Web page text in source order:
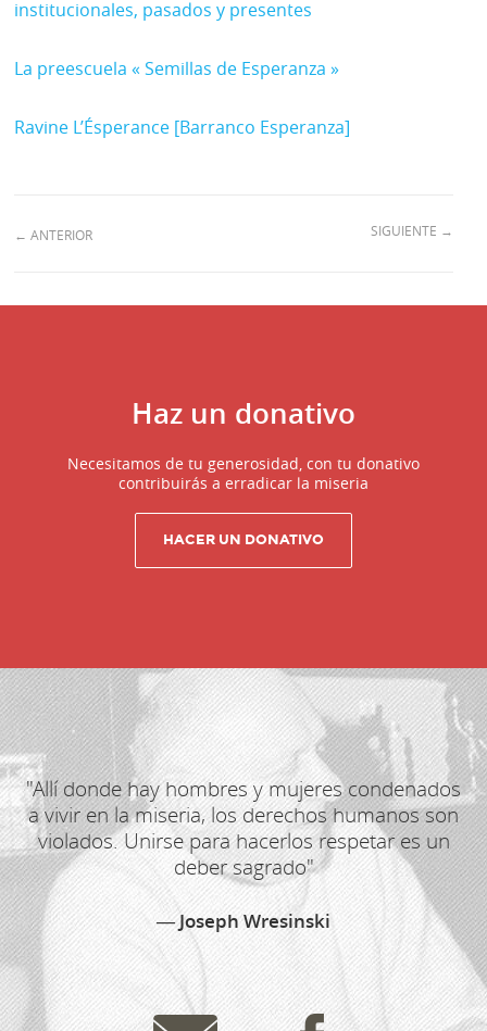
institucionales, pasados y presentes
La preescuela « Semillas de Esperanza »
Ravine L’Ésperance [Barranco Esperanza]
← ANTERIOR SIGUIENTE →
Haz un donativo
Necesitamos de tu generosidad, con tu donativo
contribuirás a erradicar la miseria
"Allí donde hay hombres y mujeres condenados
a vivir en la miseria, los derechos humanos son
violados. Unirse para hacerlos respetar es un
deber sagrado"
Joseph Wresinski